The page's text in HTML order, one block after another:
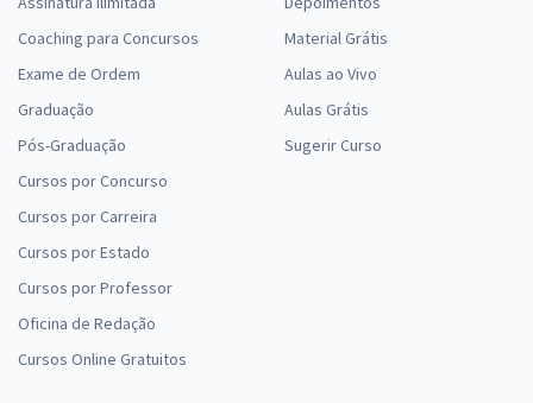
Coaching para Concursos
Exame de Ordem
Graduação
Pós-Graduação
Cursos por Concurso
Cursos por Carreira
Cursos por Estado
Cursos por Professor
Oficina de Redação
Cursos Online Gratuitos
Material Grátis
Aulas ao Vivo
Aulas Grátis
Sugerir Curso